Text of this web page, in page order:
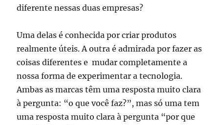
diferente nessas duas empresas?
Uma delas é conhecida por criar produtos
realmente úteis. A outra é admirada por fazer as
coisas diferentes e mudar completamente a
nossa forma de experimentar a tecnologia.
Ambas as marcas têm uma resposta muito clara
à pergunta: “o que você faz?”, mas só uma tem
uma resposta muito clara à pergunta “por que